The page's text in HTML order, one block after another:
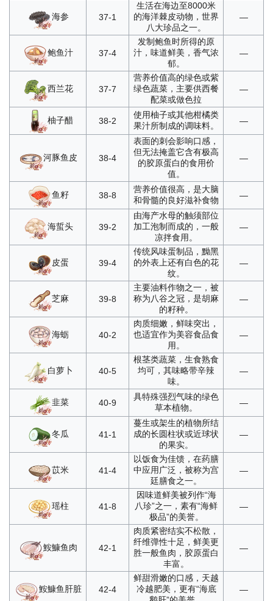
海参 37-1
生活在海边至8000米
的海洋棘皮动物，世界
八大珍品之一。
—
鲍鱼汁 37-4
发制鲍鱼时所得的原
汁，味道鲜美，香气浓
郁。
—
西兰花 37-7
营养价值高的绿色或紫
绿色蔬菜，主要供西餐
配菜或做色拉
—
柚子醋 38-2
使用柚子或其他柑橘类
果汁所制成的调味料。
—
河豚鱼皮 38-4
表面的刺会影响口感，
但无法掩盖它含有极高
的胶原蛋白的食用价
值。
—
鱼籽 38-8
营养价值很高，是大脑
和骨髓的良好滋补食物
—
海蜇头 39-2
由海产水母的触须部位
加工泡制而成的，一般
凉拌食用。
—
皮蛋 39-4
传统风味蛋制品，黝黑
的外表上还有白色的花
纹。
—
芝麻 39-8
主要油料作物之一，被
称为八谷之冠，是胡麻
的籽种。
—
海蛎 40-2
肉质细嫩，鲜味突出，
也适宜作为美容食品食
用。
—
白萝卜 40-5
根茎类蔬菜，生食熟食
均可，其味略带辛辣
味。
—
韭菜 40-9
具特殊强烈气味的绿色
草本植物。
—
冬瓜 41-1
蔓生或架生的植物所结
成的长圆柱状或近球状
的果实。
—
苡米 41-4
以饭食为佳馈，在药膳
中应用广泛，被称为宫
廷膳食之一。
—
瑶柱 41-8
因味道鲜美被列作“海
八珍”之一，素有“海鲜
极品”的美誉。
—
鮟鱇鱼肉 42-1
肉质紧密结实不松散，
纤维弹性十足，鲜美更
胜一般鱼肉，胶原蛋白
丰富。
—
鮟鱇鱼肝脏 42-4
鲜甜滑嫩的口感，天越
冷越肥美，更有“海底
—